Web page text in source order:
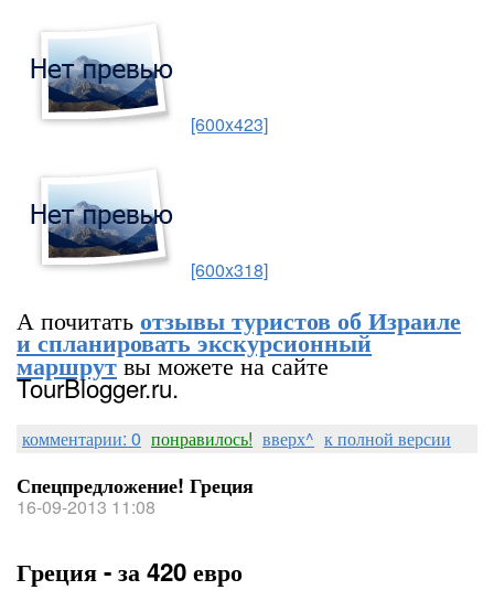
[600x423]
[600x318]
А почитатьотзывы туристов об Израиле
и спланировать экскурсионный
маршрутвы можете на сайте
TourBlogger.ru.
комментарии: 0 понравилось! вверх^ к полной версии
Спецпредложение! Греция
16-09-2013 11:08
Греция - за 420 евро